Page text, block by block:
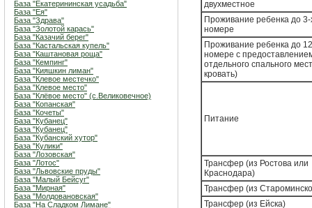
База "Екатерининская усадьба"
База "Ея"
База "Здрава"
База "Золотой карась"
База "Казачий берег"
База "Кастальская купель"
База "Каштановая роща"
База "Кемпинг"
База "Кияшкин лиман"
База "Клевое местечко"
База "Клевое место"
База "Клёвое место" (с.Великовечное)
База "Копанская"
База "Кочеты"
База "Кубанец"
База "Кубанец"
База "Кубанский хутор"
База "Кулики"
База "Лозовская"
База "Лотос"
База "Львовские пруды"
База "Малый Бейсуг"
База "Мирная"
База "Молдовановская"
База "На Сладком Лимане"
двухместное
Проживание ребенка до 3-
номере
Проживание ребенка до
номере с
отдельного спального
кровать)
Питание
Трансфер (из Ростова или
Краснодара)
Трансфер (из
Трансфер (из Ейска)